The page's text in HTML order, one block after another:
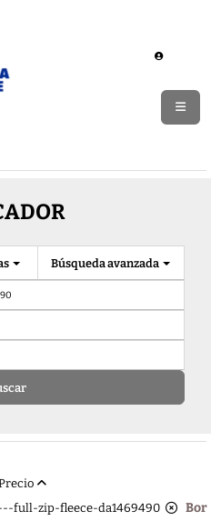
Búsqueda avanzada
full-zip-fleece-da1469490
Bor